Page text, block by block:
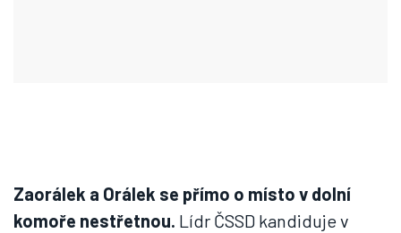
Zaorálek a Orálek se přímo o místo v dolní
komoře nestřetnou. Lídr ČSSD kandiduje v